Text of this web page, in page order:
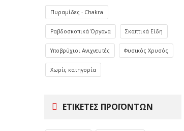
Πυραμίδες - Chakra
Ραβδοσκοπικά Όργανα Σκαπτικά Είδη
Υποβρύχιοι Ανιχνευτές Φυσικός Χρυσός
Χωρίς κατηγορία
ΕΤΙΚΈΤΕΣ ΠΡΟΪΌΝΤΩΝ